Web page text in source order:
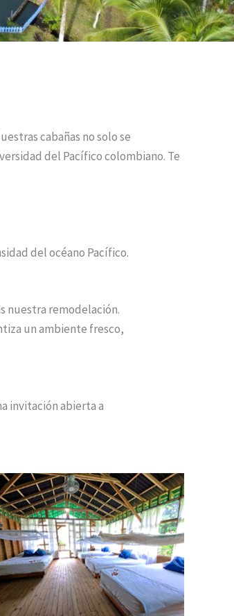
cabañas no solo se
del Pacífico colombiano. Te
del océano Pacífico.
nuestra remodelación.
un ambiente fresco,
invitación abierta a
Cabaña Almeja